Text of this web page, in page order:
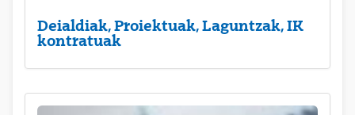
Deialdiak, Proiektuak, Laguntzak, IK
kontratuak